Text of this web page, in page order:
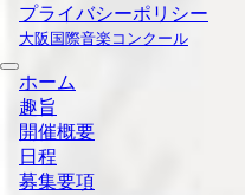
プライバシーポリシー
大阪国際音楽コンクール
ホーム
趣旨
開催概要
日程
募集要項